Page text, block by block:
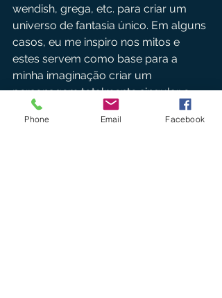
wendish, grega, etc. para criar um
universo de fantasia único. Em alguns
casos, eu me inspiro nos mitos e
estes servem como base para a
minha imaginação criar um
personagem totalmente singular e
novo. Em outros, como no caso dos
Navky, eu utilizo o mito ou lenda de
Phone Email Facebook